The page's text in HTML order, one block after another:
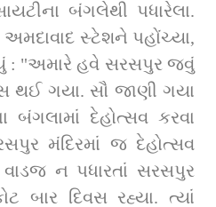
બંગલેથી પધારેલા.
અમદાવાદ સ્ટેશને પહોંચ્યા,
: "અમારે હવે સરસપુર જવું
થઈ ગયા. સૌ જાણી ગયા
બંગલામાં દેહોત્સવ કરવા
મંદિરમાં જ દેહોત્સવ
ન પધારતાં સરસપુર
બાર દિવસ રહ્યા. ત્યાં